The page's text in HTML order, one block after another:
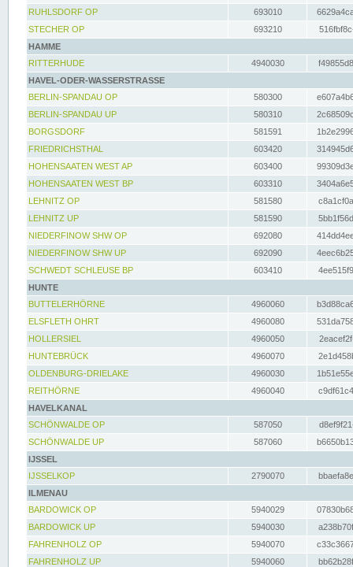
RUHLSDORF OP
693010
STECHER OP
693210
HAMME
RITTERHUDE
4940030
HAVEL-ODER-WASSERSTRASSE
BERLIN-SPANDAU OP
580300
BERLIN-SPANDAU UP
580310
BORGSDORF
581591
FRIEDRICHSTHAL
603420
HOHENSAATEN WEST AP
603400
HOHENSAATEN WEST BP
603310
LEHNITZ OP
581580
LEHNITZ UP
581590
NIEDERFINOW SHW OP
692080
NIEDERFINOW SHW UP
692090
SCHWEDT SCHLEUSE BP
603410
HUNTE
BUTTELERHÖRNE
4960060
ELSFLETH OHRT
4960080
HOLLERSIEL
4960050
HUNTEBRÜCK
4960070
OLDENBURG-DRIELAKE
4960030
REITHÖRNE
4960040
HAVELKANAL
SCHÖNWALDE OP
587050
SCHÖNWALDE UP
587060
IJSSEL
IJSSELKOP
2790070
ILMENAU
BARDOWICK OP
5940029
BARDOWICK UP
5940030
FAHRENHOLZ OP
5940070
FAHRENHOLZ UP
5940060